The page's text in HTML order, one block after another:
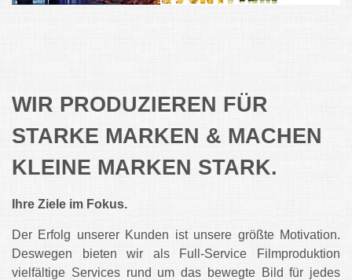
WIR PRODUZIEREN FÜR
STARKE MARKEN & MACHEN
KLEINE MARKEN STARK.
Ihre Ziele im Fokus.
Der Erfolg unserer Kunden ist unsere größte Motivation.
Deswegen bieten wir als Full-Service Filmproduktion
vielfältige Services rund um das bewegte Bild für jedes